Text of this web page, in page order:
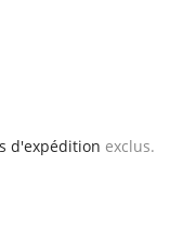
d'expédition exclus.